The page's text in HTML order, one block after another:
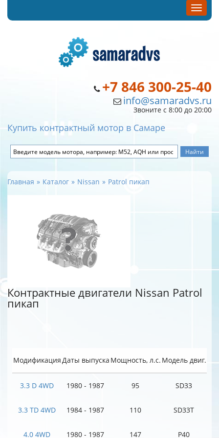
+7 846 300-25-40
info@samaradvs.ru
Звоните с 8:00 до 20:00
Купить контрактный мотор в Самаре
Главная Каталог Nissan Patrol пикап
Контрактные двигатели Nissan Patrol
пикап
МодификацияДаты выпуска Мощность, л.с. Модель двиг.
3.3 D 4WD 1980 - 1987 95 SD33
3.3 TD 4WD 1984 - 1987 110 SD33T
4.0 4WD 1980 - 1987 147 P40